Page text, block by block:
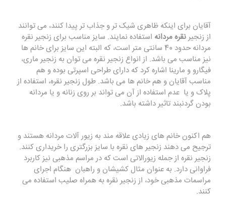
آقایان برای اینکه ظاهری شیک تر و جذاب تر پیدا کنند، می توانند
از زنجیر نقره مردانه استفاده نمایند. سایز مناسب برای زنجیر نقره
مردانه حدود 40 سانتی متر است، که البته این سایز برای خانم ها
نیز مناسب می باشد. از انواع زنجیر نقره می توان به زنجیر ماری،
فیگارو و مارینا اشاره کرد که دارای طراحی اسپرتی بوده و هم
مناسب آقایان و هم خانم ها می باشد. طول زنجیر نقره، استفاده از
پلاک و یا عدم استفاده از آن می تواند بر روی زنانه و یا مردانه
بودن گردنبند تاثیر داشته باشد.
هم اکنون خانم های زیادی علاقه مند به زیور آلات مردانه هستند و
ترجیح می دهند زنجیر های نقره با سایز بزرگتری را خریداری کنند.
زنجیر نقره از جمله زیورالاتی است که در مراسم مذهبی نیز کاربرد
فراوانی دارد. به عنوان مثال کشیشان و راهبان هنگام اجرای
مراسمات مذهبی خود، از زنجیر نقره به همراه صلیب استفاده می
کنند.